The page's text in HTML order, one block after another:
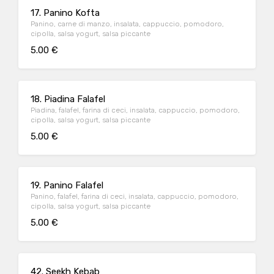
17. Panino Kofta
Panino, carne di manzo, insalata, cappuccio, pomodoro,
cipolla, salsa yogurt, salsa piccante
5.00 €
18. Piadina Falafel
Piadina, falafel, farina di ceci, insalata, cappuccio, pomodoro,
cipolla, salsa yogurt, salsa piccante
5.00 €
19. Panino Falafel
Panino, falafel, farina di ceci, insalata, cappuccio, pomodoro,
cipolla, salsa yogurt, salsa piccante
5.00 €
42. Seekh Kebab